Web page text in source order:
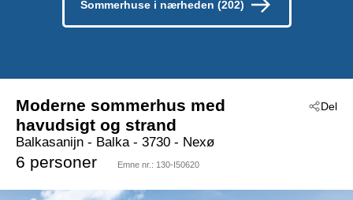
Sommerhuse i nærheden (202)
Del
Moderne sommerhus med
havudsigt og strand
Balkasanijn - Balka - 3730 - Nexø
6 personer Emne nr.: 130-I50620